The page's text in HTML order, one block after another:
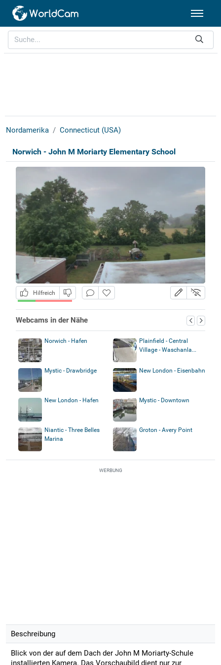
Nordamerika Connecticut (USA)
Norwich - John M Moriarty Elementary School
Hilfreich
Webcams in der Nähe
Norwich - Hafen
Plainfield - Central
Village - Waschanla...
Mystic - Drawbridge New London - Eisenbahn
New London - Hafen Mystic - Downtown
Niantic - Three Belles
Marina
Groton - Avery Point
WERBUNG
Beschreibung
Blick von der auf dem Dach der John M Moriarty-Schule
installierten Kamera. Das Vorschaubild dient nur zur